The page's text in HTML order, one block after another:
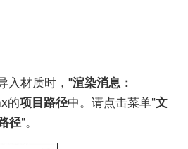
入材质时， "渲染消息：
的项目路径中。请点击菜单"文
径"。